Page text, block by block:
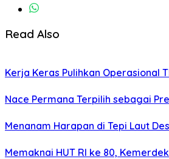
Read Also
Kerja Keras Pulihkan Operasional
Nace Permana Terpilih sebagai
Menanam Harapan di Tepi Laut
Memaknai HUT RI ke 80,